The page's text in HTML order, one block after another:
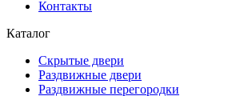
Контакты
Каталог
Скрытые двери
Раздвижные двери
Раздвижные перегородки